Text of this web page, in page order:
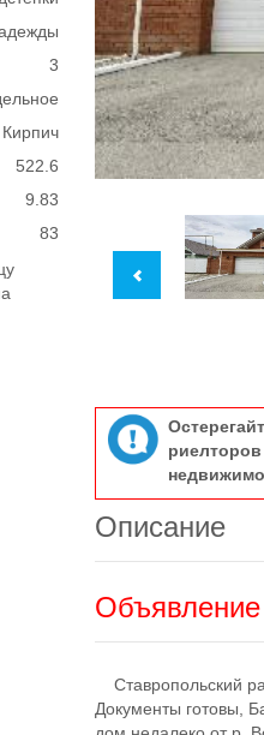
3
Кирпич
522.6
9.83
83
Описание
Объявление
Ставропольский
Документы готовы,